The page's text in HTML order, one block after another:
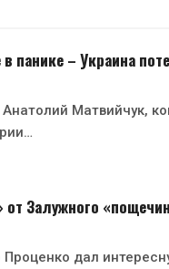
панике – Украина
Анатолий Матвийчук,
Залужного
дал